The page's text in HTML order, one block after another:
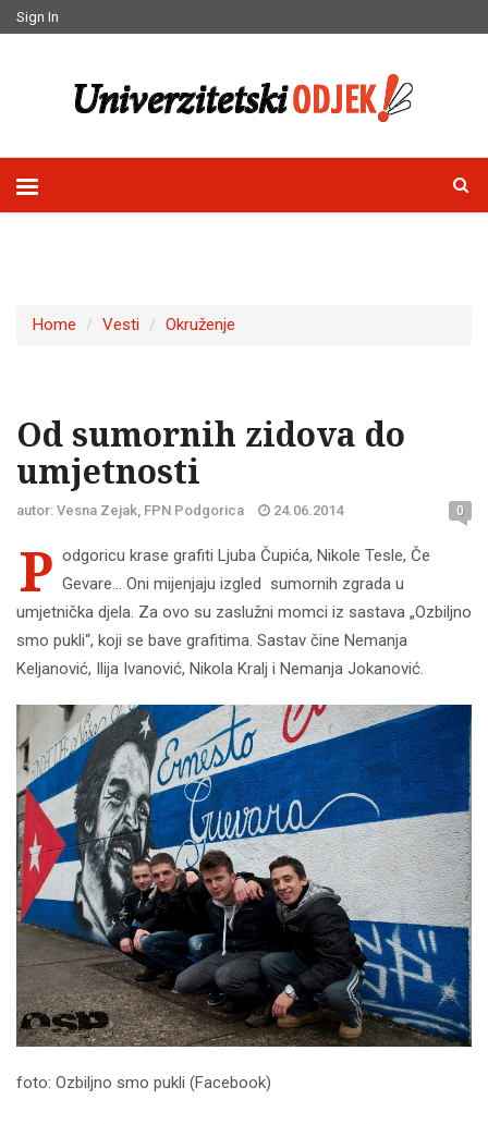
Sign In
Home Vesti Okruženje
Od sumornih zidova do
umjetnosti
autor: Vesna Zejak, FPN Podgorica 24.06.2014 0
P odgoricu krase grafiti Ljuba Čupića, Nikole Tesle, Če
Gevare... Oni mijenjaju izgled sumornih zgrada u
umjetnička djela. Za ovo su zaslužni momci iz sastava „Ozbiljno
smo pukli“, koji se bave grafitima. Sastav čine Nemanja
Keljanović, Ilija Ivanović, Nikola Kralj i Nemanja Jokanović.
foto: Ozbiljno smo pukli (Facebook)